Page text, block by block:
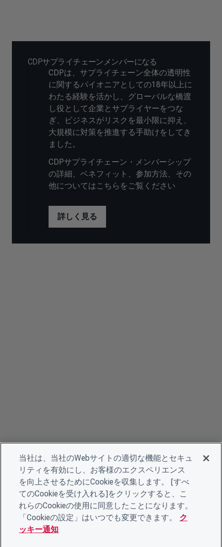
CDPサプライチェーンメンバーになる
CDPは、サプライチェーン全体の透明性
に関するパイオニアとしての18年以上に
わたる経験を活かし、グローバルな橋渡
し役として企業とサプライヤーをつな
ぎ、ビジネスがリスクを最小限に抑え、
大規模に対策を推進する手助けをしてき
ました。
CDPサプライチェーン・メンバーシップ
の詳細、ベネフィット、参加方法、その
他についてはこちらをご覧ください
詳しく見る
当社は、当社のWebサイトの適切な機能とセキュ
リティを有効にし、お客様のエクスペリエンス
を向上させるためにCookieを収集します。 [すべ
てのCookieを受け入れる]をクリックすると、こ
れらのCookieの使用に同意したことになります。
「Cookieの設定」はいつでも変更できます。
ク
ッキー通知